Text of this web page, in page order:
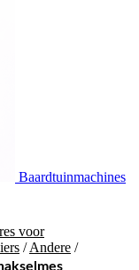
Baardtuinmachines
voor
/Andere /